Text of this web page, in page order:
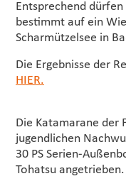
Entsprechend
bestimmt auf ein
Scharmützelsee in
Die Ergebnisse der
HIER.
Die Katamarane der
jugendlichen
30 PS Serien-
Tohatsu angetrieben.